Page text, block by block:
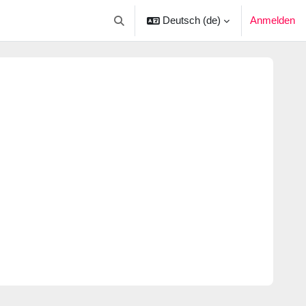
Sucheingabe umschalten
Deutsch ‎(de)‎ Anmelden